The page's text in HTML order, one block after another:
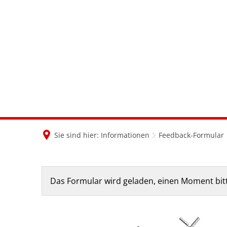
Sie sind hier: Informationen Feedback-Formular
Feedback-
Formular
Das Formular wird geladen, einen Moment